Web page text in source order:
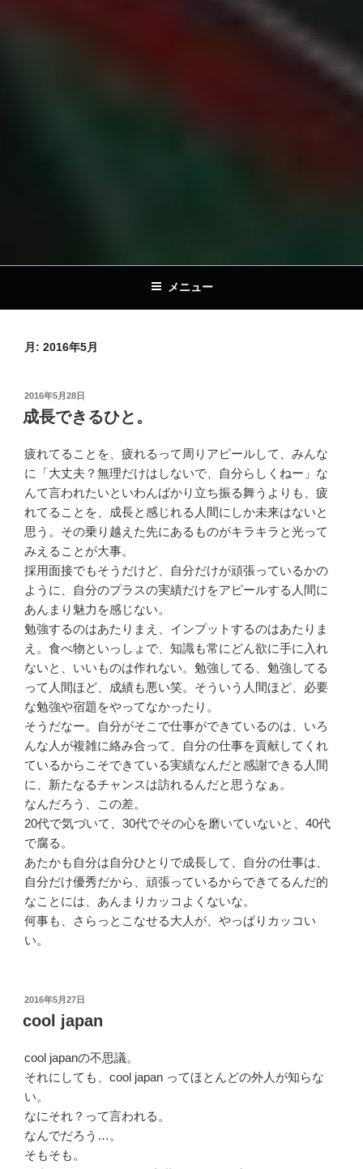
メニュー
月: 2016年5月
投
稿
日:
2016年5月28日
成長できるひと。
疲れてることを、疲れるって周りアピールして、みんな
に「大丈夫？無理だけはしないで、自分らしくねー」な
んて言われたいといわんばかり立ち振る舞うよりも、疲
れてることを、成長と感じれる人間にしか未来はないと
思う。その乗り越えた先にあるものがキラキラと光って
みえることが大事。
採用面接でもそうだけど、自分だけが頑張っているかの
ように、自分のプラスの実績だけをアピールする人間に
あんまり魅力を感じない。
勉強するのはあたりまえ、インプットするのはあたりま
え。食べ物といっしょで、知識も常にどん欲に手に入れ
ないと、いいものは作れない。勉強してる、勉強してる
って人間ほど、成績も悪い笑。そういう人間ほど、必要
な勉強や宿題をやってなかったり。
そうだなー。自分がそこで仕事ができているのは、いろ
んな人が複雑に絡み合って、自分の仕事を貢献してくれ
ているからこそできている実績なんだと感謝できる人間
に、新たなるチャンスは訪れるんだと思うなぁ。
なんだろう、この差。
20代で気づいて、30代でその心を磨いていないと、40代
で腐る。
あたかも自分は自分ひとりで成長して、自分の仕事は、
自分だけ優秀だから、頑張っているからできてるんだ的
なことには、あんまりカッコよくないな。
何事も、さらっとこなせる大人が、やっぱりカッコい
い。
投
日:
2016年5月27日
cool japan
cool japanの不思議。
それにしても、cool japan ってほとんどの外人が知らな
い。
なにそれ？って言われる。
なんでだろう…。
そもそも。